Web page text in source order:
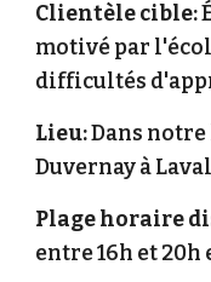
Clientèle cible:
motivé par
difficultés
Lieu:Dans
Duvernay à
Plage horaire
entre 16h et 20h